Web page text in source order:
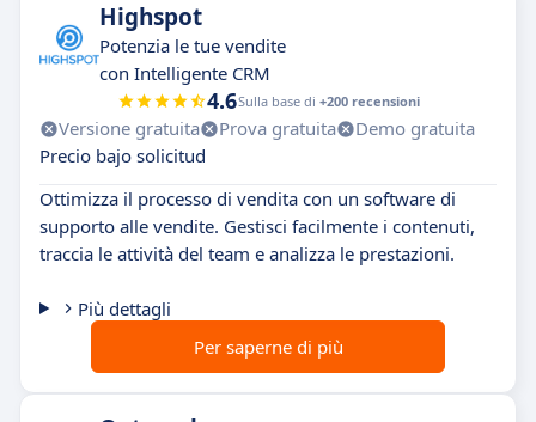
Highspot
Potenzia le tue vendite
con Intelligente CRM
4.6Sulla base di +200 recensioni
Versione gratuita Prova gratuita
Demo gratuita
Precio bajo solicitud
Ottimizza il processo di vendita con un software di
supporto alle vendite. Gestisci facilmente i contenuti,
traccia le attività del team e analizza le prestazioni.
Più dettagli
Per saperne di più